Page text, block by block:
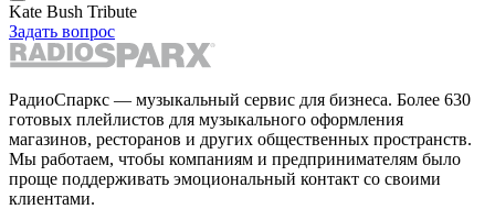
Kate Bush Tribute
Задать вопрос
РадиоСпаркс — музыкальный сервис для бизнеса. Более 630
готовых плейлистов для музыкального оформления
магазинов, ресторанов и других общественных пространств.
Мы работаем, чтобы компаниям и предпринимателям было
проще поддерживать эмоциональный контакт со своими
клиентами.